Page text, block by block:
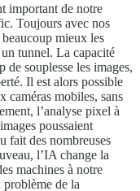
important de notre
Toujours avec nos
mieux les
tunnel. La capacité
de souplesse les images,
Il est alors possible
caméras mobiles, sans
l’analyse pixel à
poussaient
fait des nombreuses
l’IA change la
machines à notre
de la